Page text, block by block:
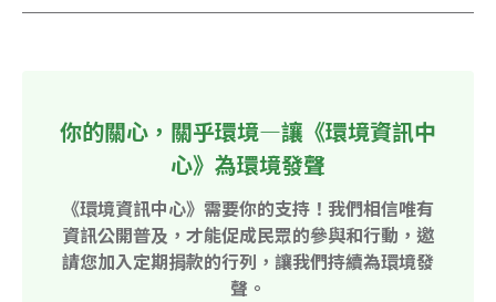
你的關心，關乎環境—讓《環境資訊中
心》為環境發聲
《環境資訊中心》需要你的支持！我們相信唯有
資訊公開普及，才能促成民眾的參與和行動，邀
請您加入定期捐款的行列，讓我們持續為環境發
聲。